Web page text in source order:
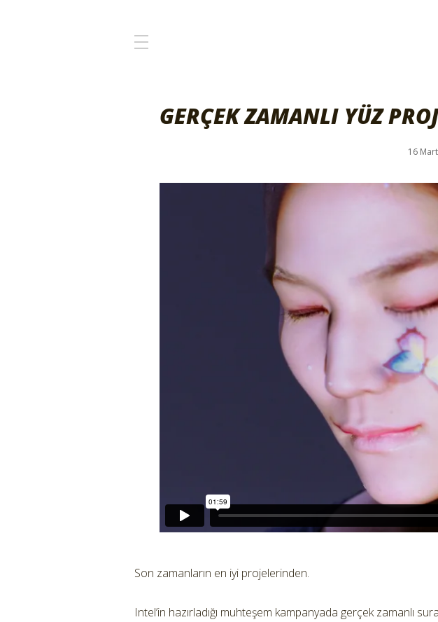
GERÇEK ZAMANLI YÜZ
16
Son zamanların en iyi projelerinden.
Intel’in hazırladığı muhteşem kampanyada gerçek zamanlı